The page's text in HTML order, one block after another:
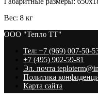
Вес: 8 кг
ООО "Тепло ТТ"
Тел: +7 (969) 007-50-
+7 (495) 902-59-81
Эл. почта
Политика
Карта сайта